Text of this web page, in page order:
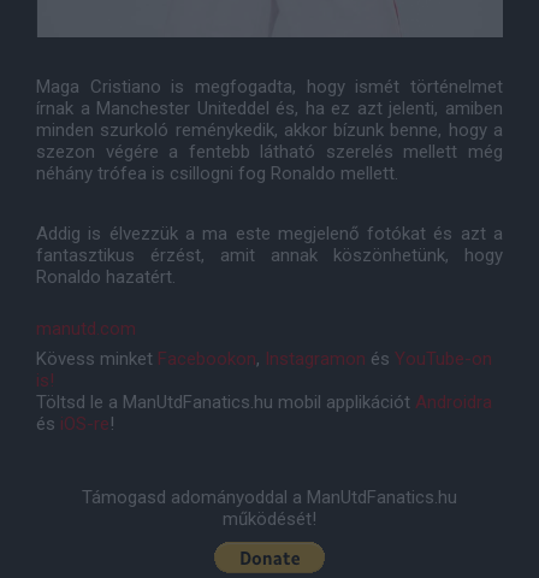
Maga Cristiano is megfogadta, hogy ismét történelmet
írnak a Manchester Uniteddel és, ha ez azt jelenti, amiben
minden szurkoló reménykedik, akkor bízunk benne, hogy a
szezon végére a fentebb látható szerelés mellett még
néhány trófea is csillogni fog Ronaldo mellett.
Addig is élvezzük a ma este megjelenő fotókat és azt a
fantasztikus érzést, amit annak köszönhetünk, hogy
Ronaldo hazatért.
manutd.com
Kövess minket Facebookon, Instagramon és YouTube-on
is!
Töltsd le a ManUtdFanatics.hu mobil applikációt Androidra
és iOS-re!
Támogasd adományoddal a ManUtdFanatics.hu
működését!